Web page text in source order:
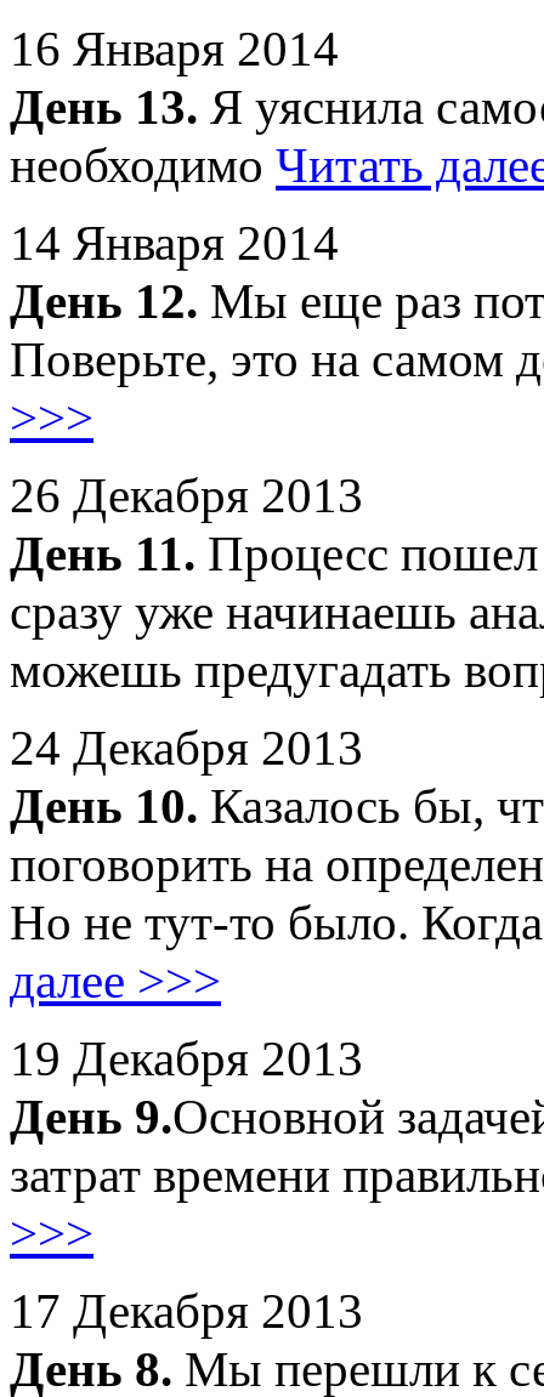
16 Января 2014
День 13. Я уяснила
необходимо Читать
14 Января 2014
День 12. Мы еще раз
Поверьте, это на самом
>>>
26 Декабря 2013
День 11. Процесс
сразу уже начинаешь
можешь предугадать
24 Декабря 2013
День 10. Казалось бы,
поговорить на
Но не тут-то было.
далее >>>
19 Декабря 2013
День 9.Основной
затрат времени
>>>
17 Декабря 2013
День 8. Мы перешли к